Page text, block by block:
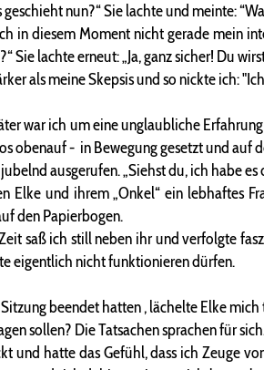
geschieht nun?“ Sie lachte und meinte:
in diesem Moment nicht gerade mein
Sie lachte erneut: „Ja, ganz sicher! Du
als meine Skepsis und so nickte ich:
war ich um eine unglaubliche
obenauf - in Bewegung gesetzt und
ausgerufen. „Siehst du, ich habe es
Elke und ihrem „Onkel“ ein lebhaftes
den Papierbogen.
saß ich still neben ihr und verfolgte
eigentlich nicht funktionieren dürfen.
beendet hatten , lächelte Elke mich
sollen? Die Tatsachen sprachen für
und hatte das Gefühl, dass ich Zeuge